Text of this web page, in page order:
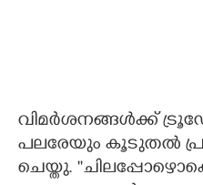
വിമര്‍ശനങ്ങള്‍ക്ക്
പലരേയും കൂടുതല്‍
ചെയ്തു.